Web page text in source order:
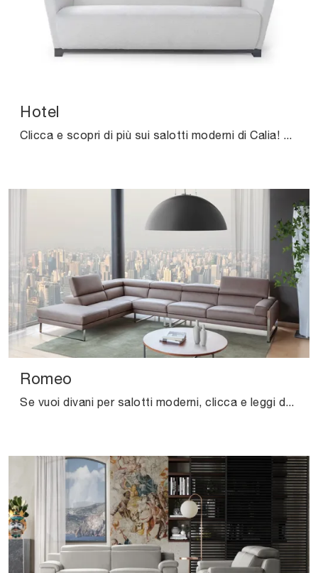
Hotel
Clicca e scopri di più sui salotti moderni di Calia! Vari modelli di divani, come Hotel, ti attendono.
Romeo
Se vuoi divani per salotti moderni, clicca e leggi di più sul modello Romeo in pelle della marca Calia.